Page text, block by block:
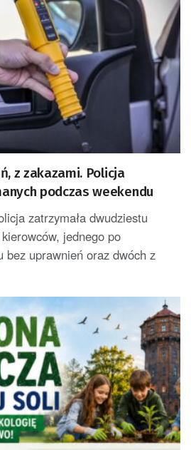
z zakazami. Policja
podczas weekendu
zatrzymała dwudziestu
jednego po
bez uprawnień oraz dwóch z